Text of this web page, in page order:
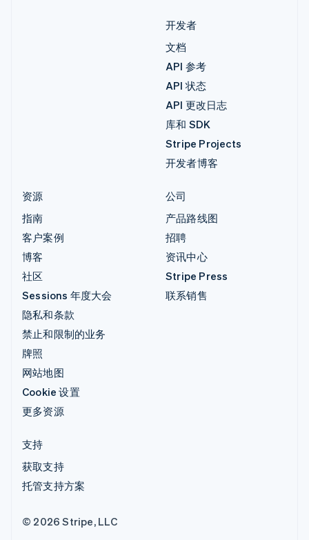
开发者
文档
API 参考
API 状态
API 更改日志
库和 SDK
Stripe Projects
开发者博客
资源
指南
客户案例
博客
社区
Sessions 年度大会
隐私和条款
禁止和限制的业务
牌照
网站地图
Cookie 设置
更多资源
公司
产品路线图
招聘
资讯中心
Stripe Press
联系销售
支持
获取支持
托管支持方案
© 2026 Stripe, LLC